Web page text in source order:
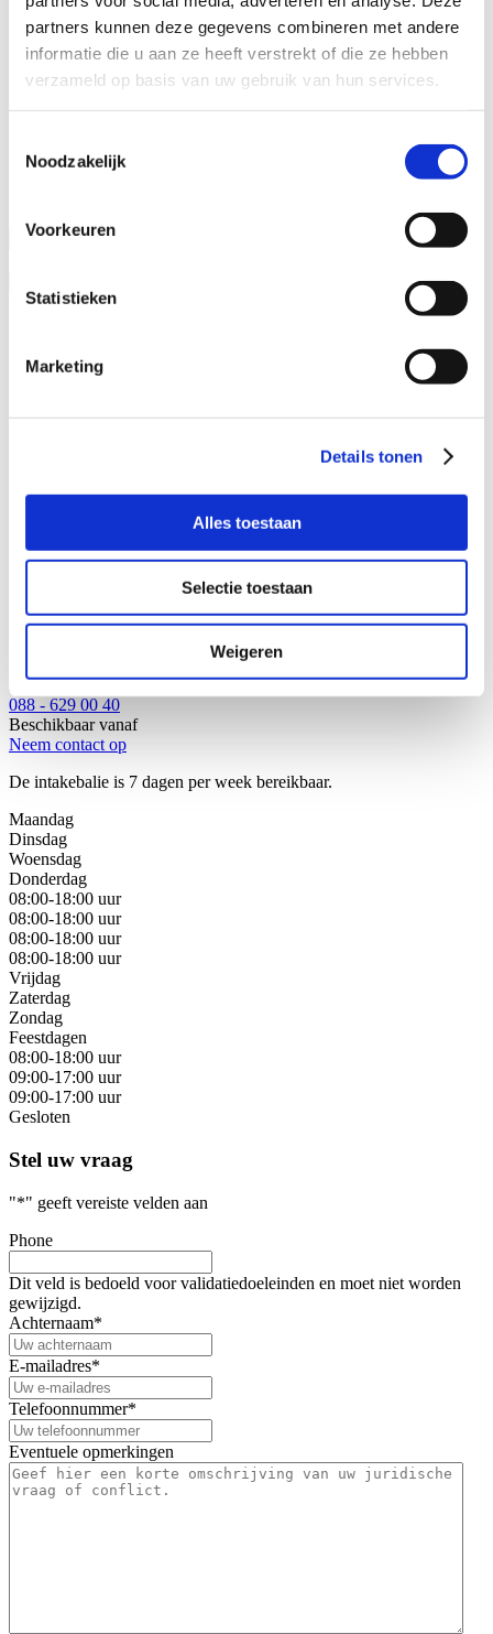
partners kunnen deze gegevens combineren met andere
informatie die u aan ze heeft verstrekt of die ze hebben
verzameld op basis van uw gebruik van hun services.
Noodzakelijk
Voorkeuren
Statistieken
Marketing
Details tonen
Alles toestaan
Selectie toestaan
Weigeren
Specialisaties
Advocaat alimentatie
Alimentatie incasseren
Kinderalimentatie
Geslacht
Vrouw
Wij helpen u graag!
Stap 2: Bespreek uw juridische oplossingen
Stap 3: Kies de beste oplossing voor uw situatie
Bel met de intakebalie
088 - 629 00 40
Beschikbaar vanaf
Neem contact op
De intakebalie is 7 dagen per week bereikbaar.
Maandag
Dinsdag
Woensdag
Donderdag
08:00-18:00 uur
08:00-18:00 uur
08:00-18:00 uur
08:00-18:00 uur
Vrijdag
Zaterdag
Zondag
Feestdagen
08:00-18:00 uur
09:00-17:00 uur
09:00-17:00 uur
Gesloten
Stel uw vraag
"*" geeft vereiste velden aan
Phone
Dit veld is bedoeld voor validatiedoeleinden en moet niet worden
gewijzigd.
Achternaam*
E-mailadres*
Telefoonnummer*
Eventuele opmerkingen